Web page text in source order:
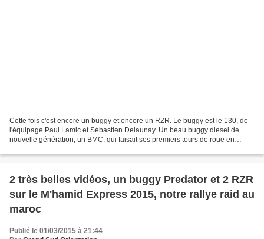
Cette fois c'est encore un buggy et encore un RZR. Le buggy est le 130, de
l'équipage Paul Lamic et Sébastien Delaunay. Un beau buggy diesel de
nouvelle génération, un BMC, qui faisait ses premiers tours de roue en
2 très belles vidéos, un buggy Predator et 2 RZR
sur le M'hamid Express 2015, notre rallye raid au
maroc
Publié le 01/03/2015 à 21:44